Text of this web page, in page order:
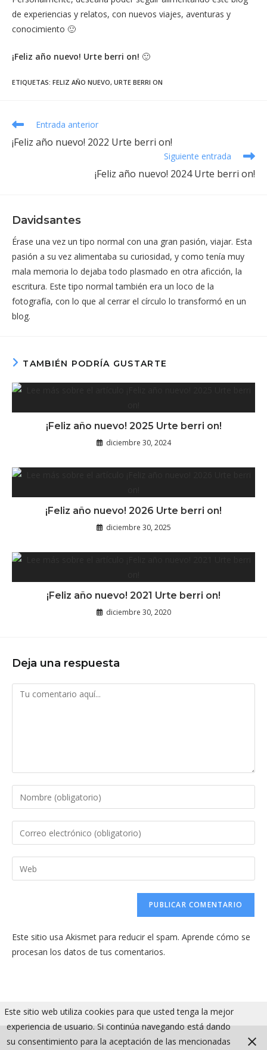
de experiencias y relatos, con nuevos viajes, aventuras y
conocimiento 🙂
¡Feliz año nuevo! Urte berri on! 🙂
ETIQUETAS: FELIZ AÑO NUEVO, URTE BERRI ON
Leer
artículos
Entrada anterior
¡Feliz año nuevo! 2022 Urte berri on!
Siguiente entrada
¡Feliz año nuevo! 2024 Urte berri on!
Davidsantes
Érase una vez un tipo normal con una gran pasión, viajar. Esta
pasión a su vez alimentaba su curiosidad, y como tenía muy
mala memoria lo dejaba todo plasmado en otra aficción, la
escritura. Este tipo normal también era un loco de la
fotografía, con lo que al cerrar el círculo lo transformó en un
blog.
TAMBIÉN PODRÍA GUSTARTE
¡Feliz año nuevo! 2025 Urte berri on!
diciembre 30, 2024
¡Feliz año nuevo! 2026 Urte berri on!
diciembre 30, 2025
¡Feliz año nuevo! 2021 Urte berri on!
diciembre 30, 2020
Deja una respuesta
Comentario
Introduce
tu
nombre
de
usuario
Introduce
tu
dirección
de
comentar
Introduce
la
web
(opcional)
Este sitio usa Akismet para reducir el spam. Aprende cómo se
procesan los datos de tus comentarios.
Este sitio web utiliza cookies para que usted tenga la mejor
experiencia de usuario. Si continúa navegando está dando
su consentimiento para la aceptación de las mencionadas